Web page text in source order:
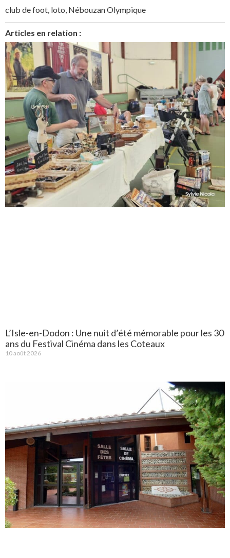
club de foot, loto, Nébouzan Olympique
Articles en relation :
L’Isle-en-Dodon : Une nuit d’été mémorable pour les 30
ans du Festival Cinéma dans les Coteaux
10 août 2026